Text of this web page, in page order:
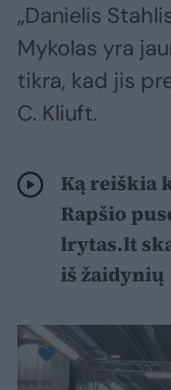
„Danielis
Mykolas yra
tikra, kad jis
C. Kliuft.
Ką reiškia
Rapšio
lrytas.lt
iš žaidynių